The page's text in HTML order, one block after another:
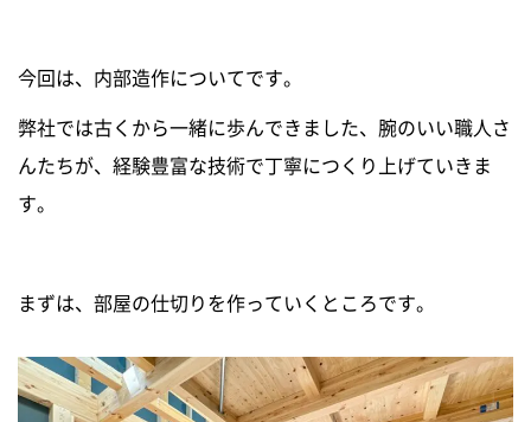
今回は、内部造作についてです。
弊社では古くから一緒に歩んできました、腕のいい職人さ
んたちが、経験豊富な技術で丁寧につくり上げていきま
す。
まずは、部屋の仕切りを作っていくところです。